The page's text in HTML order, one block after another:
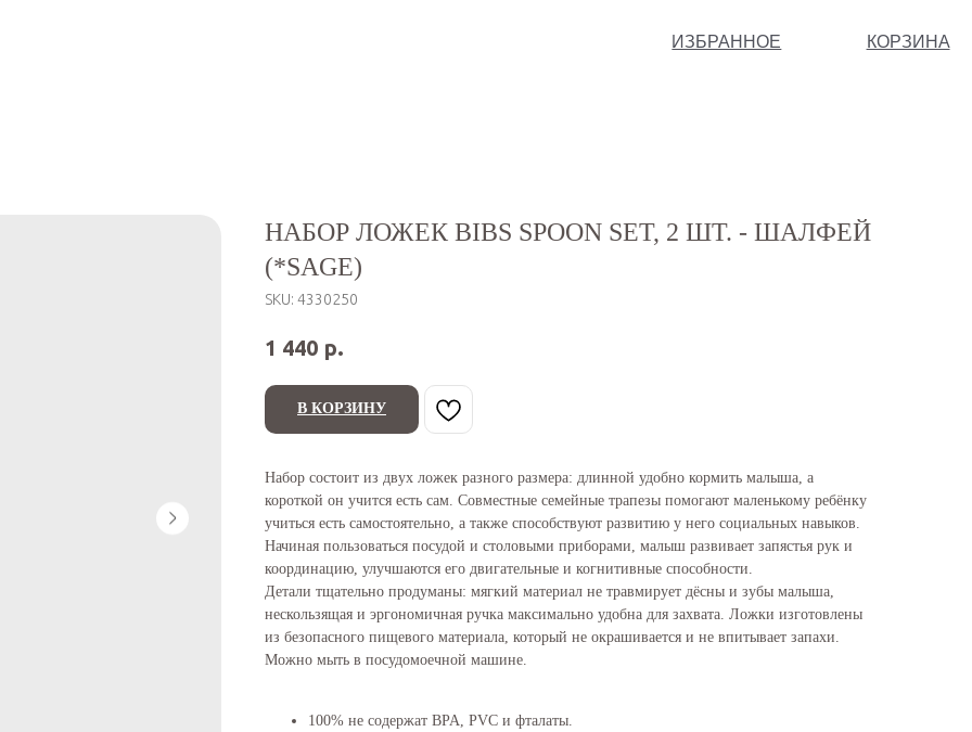
КОРЗИНА
НАБОР ЛОЖЕК BIBS SPOON SET, 2 ШТ. - ШАЛФЕЙ
(*SAGE)
SKU: 4330250
1 440 р.
В КОРЗИНУ
Набор состоит из двух ложек разного размера: длинной удобно кормить малыша, а
короткой он учится есть сам. Совместные семейные трапезы помогают маленькому ребёнку
учиться есть самостоятельно, а также способствуют развитию у него социальных навыков.
Начиная пользоваться посудой и столовыми приборами, малыш развивает запястья рук и
координацию, улучшаются его двигательные и когнитивные способности.
Детали тщательно продуманы: мягкий материал не травмирует дёсны и зубы малыша,
нескользящая и эргономичная ручка максимально удобна для захвата. Ложки изготовлены
из безопасного пищевого материала, который не окрашивается и не впитывает запахи.
Можно мыть в посудомоечной машине.
100% не содержат BPA, PVC и фталаты.